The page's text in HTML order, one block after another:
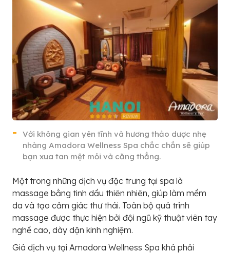
Với không gian yên tĩnh và hương thảo dược nhẹ
nhàng Amadora Wellness Spa chắc chắn sẽ giúp
bạn xua tan mệt mỏi và căng thẳng.
Một trong những dịch vụ đặc trưng tại spa là
massage bằng tinh dầu thiên nhiên, giúp làm mềm
da và tạo cảm giác thư thái. Toàn bộ quá trình
massage được thực hiện bởi đội ngũ kỹ thuật viên tay
nghề cao, dày dặn kinh nghiệm.
Giá dịch vụ tại Amadora Wellness Spa khá phải